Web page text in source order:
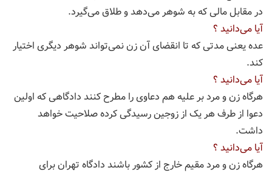
در مقابل مالی که به شوهر می‌دهد و طلاق می‌گیرد.
آیا می‌دانید ؟
عده یعنی مدتی که تا انقضای آن زن نمی‌تواند شوهر دیگری اختیار
کند.
آیا می‌دانید ؟
هرگاه زن و مرد بر علیه هم دعاوی را مطرح کنند دادگاهی که اولین
دعوا از طرف هر یک از زوجین رسیدگی کرده صلاحیت خواهد
داشت.
آیا می‌دانید ؟
هرگاه زن و مرد مقیم خارج از کشور باشند دادگاه تهران برای